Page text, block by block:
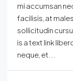
mi accumsan
facilisis, at
sollicitudin
is a text link
neque, et...